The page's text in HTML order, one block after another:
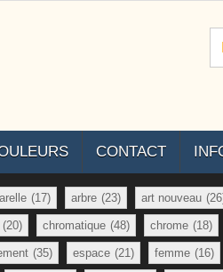
CONTACT
(17) arbre (23) art nouveau
(20) chromatique (48) chrome (18)
(35) espace (21) femme (16)